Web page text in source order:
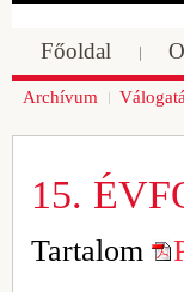
Főoldal
Archívum
15.
Tartalom